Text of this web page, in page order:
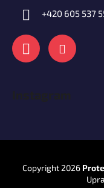
+420 605 537
Instagram
Copyright 2026